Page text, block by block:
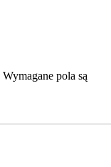
Wymagane pola są